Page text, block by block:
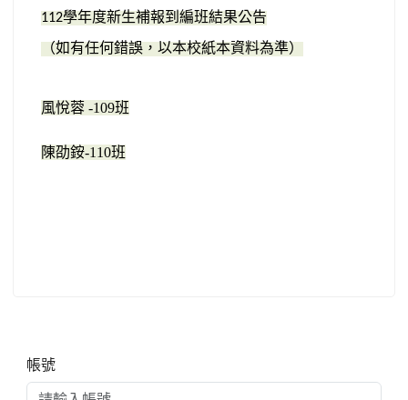
112學年度新生補報到編班結果公告
（如有任何錯誤，以本校紙本資料為準）
風悅蓉 -109班
陳劭銨-110班
帳號